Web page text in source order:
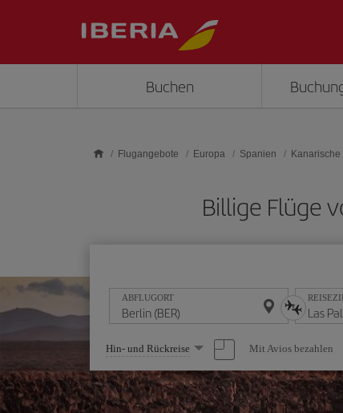
Buchen
Flugangebote Europa Spanien Kanarische
Billige Flüge
ABFLUGORT
Wählen
Sie
eine
Option
Hin- und Rückreise Mit Avios bezahlen